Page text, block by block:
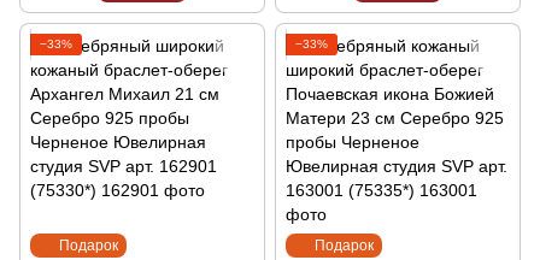
Подарок
−33%
Подарок
−33%